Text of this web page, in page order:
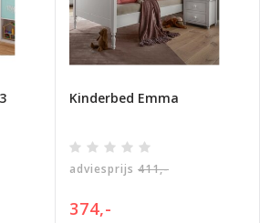
Kinderbed Emma
adviesprijs 411,-
374,-